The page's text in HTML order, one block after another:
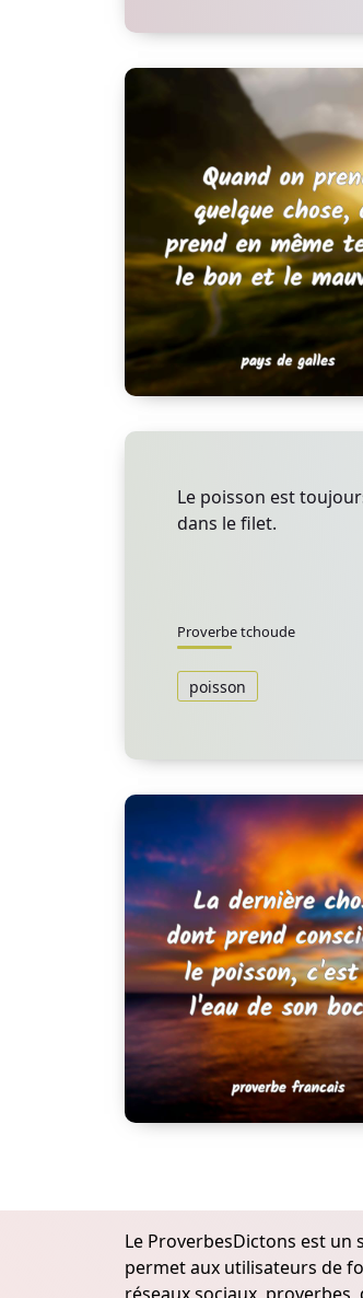
Le poisson est
dans le filet.
Proverbe tchoude
poisson
Le ProverbesDictons est un
permet aux utilisateurs de